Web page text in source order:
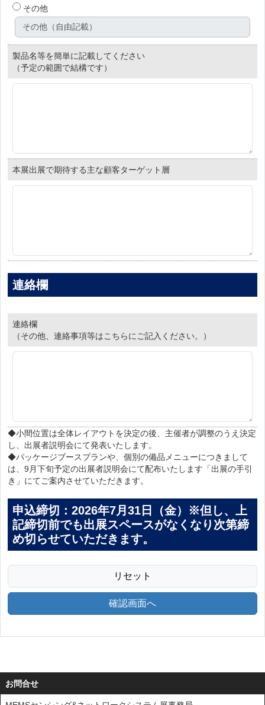
その他
製品名等を簡単に記載してください
（予定の範囲で結構です）
本展出展で期待する主な顧客ターゲット層
連絡欄
連絡欄
（その他、連絡事項等はこちらにご記入ください。）
◆小間位置は全体レイアウトを決定の後、主催者が調整のうえ決定
し、出展者説明会にて発表いたします。
◆パッケージブースプランや、個別の備品メニューにつきまして
は、9月下旬予定の出展者説明会にて配布いたします「出展の手引
き」にてご案内させていただきます。
申込締切：2026年7月31日（金）※但し、上
記締切前でも出展スペースがなくなり次第締
め切らせていただきます。
リセット
確認画面へ
お問合せ